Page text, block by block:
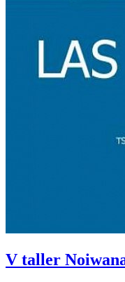
V taller